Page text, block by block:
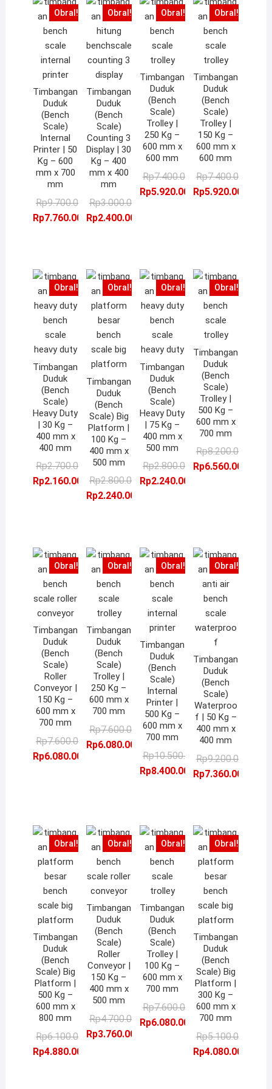
Obral!
Timbangan
Duduk
(Bench
Scale)
Internal
Printer | 50
Kg – 600
mm x 700
mm
Rp9.700.000,00Harga
aslinya
Rp7.760.000,00
Harga
saat
Obral!
Timbangan
Duduk
(Bench
Scale)
Counting 3
Display | 30
Kg – 400
mm x 400
mm
Rp3.000.000,00
Rp2.400.000,00
Obral!
Timbangan
Duduk
(Bench
Scale)
Trolley |
250 Kg –
600 mm x
600 mm
Rp7.400.000,00Harga
aslinya
Rp5.920.000,00
Harga
saat
Obral!
Timbangan
Duduk
(Bench
Scale)
Trolley |
150 Kg –
600 mm x
600 mm
Rp7.400.000,00
Rp5.920.000,00
Obral!
Timbangan
Duduk
(Bench
Scale)
Heavy Duty
| 30 Kg –
400 mm x
400 mm
Rp2.700.000,00Harga
aslinya
adalah:
Rp2.160.000,00
Harga
saat
ini
Obral!
Timbangan
Duduk
(Bench
Scale) Big
Platform |
100 Kg –
400 mm x
500 mm
Rp2.800.000,00Harga
Rp2.240.000,00
Harga
Obral!
Timbangan
Duduk
(Bench
Scale)
Heavy Duty
| 75 Kg –
400 mm x
500 mm
Rp2.800.000,00Harga
Rp2.240.000,00
Harga
Obral!
Timbangan
Duduk
(Bench
Scale)
Trolley |
500 Kg –
600 mm x
700 mm
Rp8.200.000,00
Rp6.560.000,00
Obral!
Timbangan
Duduk
(Bench
Scale)
Roller
Conveyor |
150 Kg –
600 mm x
700 mm
Rp7.600.000,00Harga
Rp6.080.000,00
Harga
Obral!
Timbangan
Duduk
(Bench
Scale)
Trolley |
250 Kg –
600 mm x
700 mm
Rp7.600.000,00Harga
aslinya
adalah:
Rp7.600.000,00.
Rp6.080.000,00
Harga
saat
ini
adalah:
Obral!
Timbangan
Duduk
(Bench
Scale)
Internal
Printer |
500 Kg –
600 mm x
700 mm
Rp10.500.000,00 Harga
aslinya
Rp8.400.000,00
Harga
saat
Obral!
Timbangan
Duduk
(Bench
Scale)
Waterproo
f | 50 Kg –
400 mm x
400 mm
Rp9.200.000,00
Rp7.360.000,00
Obral!
Timbangan
Duduk
(Bench
Scale) Big
Platform |
500 Kg –
600 mm x
800 mm
Rp6.100.000,00Harga
Rp4.880.000,00
Harga
Obral!
Timbangan
Duduk
(Bench
Scale)
Roller
Conveyor |
150 Kg –
400 mm x
500 mm
Rp4.700.000,00Harga
Rp3.760.000,00
Harga
Obral!
Timbangan
Duduk
(Bench
Scale)
Trolley |
100 Kg –
600 mm x
700 mm
Rp7.600.000,00Harga
aslinya
adalah:
Rp7.600.000,00.
Rp6.080.000,00
Harga
saat
ini
adalah:
Obral!
Timbangan
Duduk
(Bench
Scale) Big
Platform |
300 Kg –
600 mm x
700 mm
Rp5.100.000,00
Rp4.080.000,00